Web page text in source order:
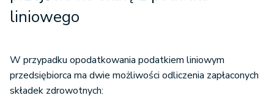
liniowego
W przypadku opodatkowania podatkiem liniowym
przedsiębiorca ma dwie możliwości odliczenia zapłaconych
składek zdrowotnych: